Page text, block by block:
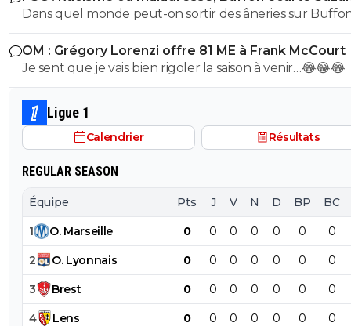
Dans quel monde peut-on sortir des âneries sur
dire qu'il est raciste? Buffon connait très bien Suzuki ce
dernier évoluant Parme, l'un de sclubs cher à Buffon
(puisqu'il y a débuté). Vous ne vous dites juste pas qu'il
des choses (comme le style de vie ou l'hygiène ou
chose qui fait d'un jouer un vrai professionnel). Non
partez direct sur des considérations racistes... Ah la la...
OM : Grégory Lorenzi offre 81 ME à Frank McCourt
Je sent que je vais bien rigoler la saison à venir…😂😂😂
Ligue 1
Calendrier Résultats
REGULAR SEASON
Équipe Pts J V N D BP BC
1 O. Marseille 0 0 0 0 0 0 0
2 O. Lyonnais 0 0 0 0 0 0 0
3 Brest 0 0 0 0 0 0 0
4 Lens 0 0 0 0 0 0 0